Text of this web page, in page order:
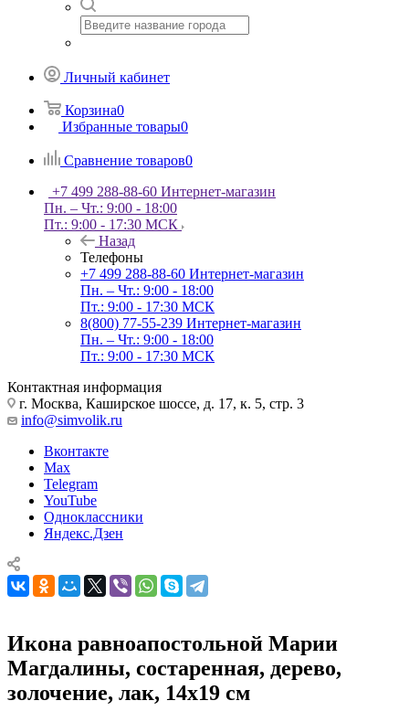
Личный кабинет
Корзина0
Избранные товары0
Сравнение товаров0
+7 499 288-88-60 Интернет-магазин
Пн. – Чт.: 9:00 - 18:00
Пт.: 9:00 - 17:30 МСК
Назад
Телефоны
+7 499 288-88-60 Интернет-магазин
Пн. – Чт.: 9:00 - 18:00
Пт.: 9:00 - 17:30 МСК
8(800) 77-55-239 Интернет-магазин
Пн. – Чт.: 9:00 - 18:00
Пт.: 9:00 - 17:30 МСК
Контактная информация
г. Москва, Каширское шоссе, д. 17, к. 5, стр. 3
info@simvolik.ru
Вконтакте
Max
Telegram
YouTube
Одноклассники
Яндекс.Дзен
Икона равноапостольной Марии
Магдалины, состаренная, дерево,
золочение, лак, 14х19 см